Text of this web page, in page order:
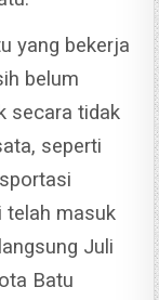
yang bekerja
belum
secara tidak
seperti
telah masuk
Juli
Batu